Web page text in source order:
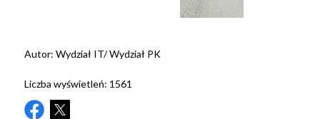
Autor: Wydział IT/ Wydział PK
Liczba wyświetleń: 1561